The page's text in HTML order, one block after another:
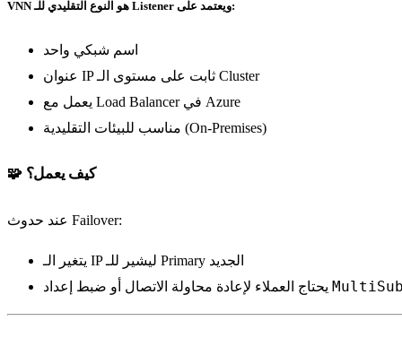
VNN هو النوع التقليدي للـ Listener ويعتمد على:
اسم شبكي واحد
عنوان IP ثابت على مستوى الـ Cluster
يعمل مع Load Balancer في Azure
مناسب للبيئات التقليدية (On-Premises)
🧩 كيف يعمل؟
عند حدوث Failover:
يتغير الـ IP ليشير للـ Primary الجديد